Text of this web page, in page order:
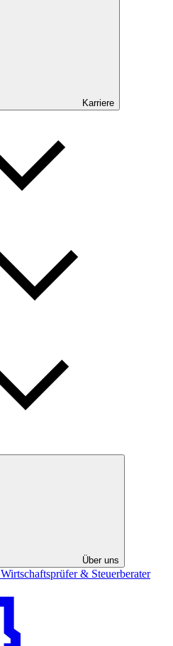
Karriere
Über uns
Wirtschaftsprüfer & Steuerberater